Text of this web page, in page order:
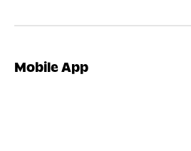
Mobile App